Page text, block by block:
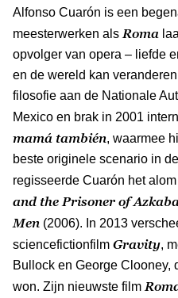
Alfonso Cuarón is een
meesterwerken als Roma
opvolger van opera – liefde
en de wereld kan
filosofie aan de Nationale
Mexico en brak in 2001
mamá también, waarmee
beste originele scenario in
regisseerde Cuarón het
and the Prisoner of
Men (2006). In 2013
sciencefictionfilm Gravity,
Bullock en George Clooney,
won. Zijn nieuwste film